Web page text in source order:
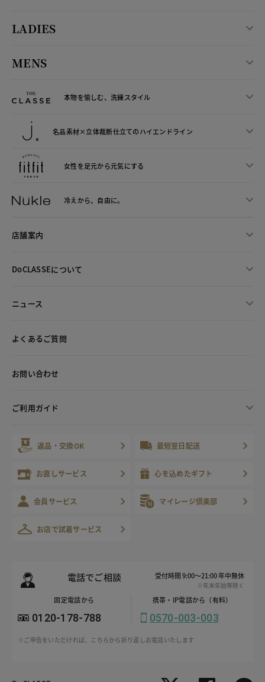
LADIES
MENS
本物を愉しむ、洗練スタイル
名品素材×立体裁断仕立てのハイエンドライン
女性を足元から元気にする
冷えから、 自由に。
店舗案内
DoCLASSEについて
ニュース
よくあるご質問
お問い合わせ
ご利用ガイド
返品・交換OK 最短翌日配送
お直しサービス 心を込めたギフト
会員サービス マイレージ倶楽部
お店で試着サービス
電話でご相談 受付時間 9:00～21:00 年中無休
※年末年始等除く
固定電話から
0120-178-788
携帯・IP電話から（有料）
0570-003-003
※ご申告をいただければ、こちらから折り返しお電話いたします